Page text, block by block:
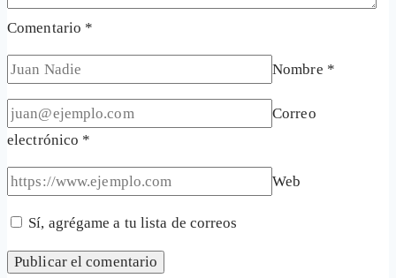
Comentario *
Nombre *
Correo
electrónico *
Web
Sí, agrégame a tu lista de correos